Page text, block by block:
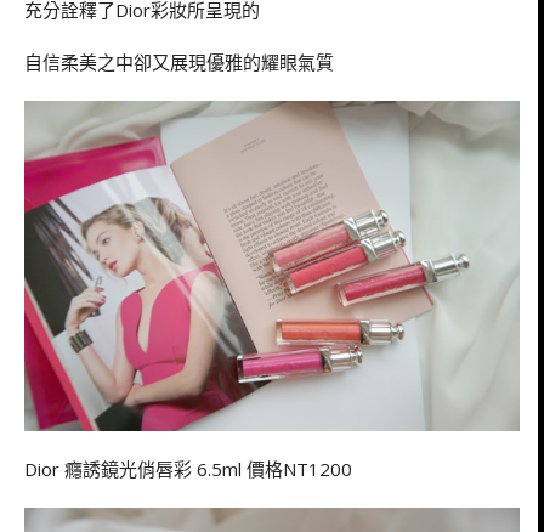
充分詮釋了Dior彩妝所呈現的
自信柔美之中卻又展現優雅的耀眼氣質
Dior 癮誘鏡光俏唇彩 6.5ml 價格NT1200